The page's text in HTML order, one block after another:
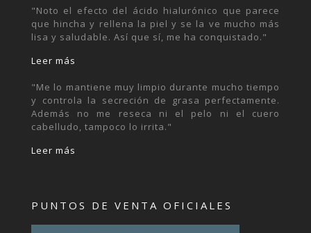
"Noto el efecto del ácido hialurónico que parece
que hincha y rellena la piel y se la ve mucho más
lisa y saludable. Así que sí, me ha conquistado."
Leer más
"Me lo mantiene muy limpio durante mucho tiempo
y controla la secreción de grasa perfectamente.
Además no me reseca ni el pelo ni el cuero
cabelludo, tampoco lo irrita."
Leer más
PUNTOS DE VENTA OFICIALES